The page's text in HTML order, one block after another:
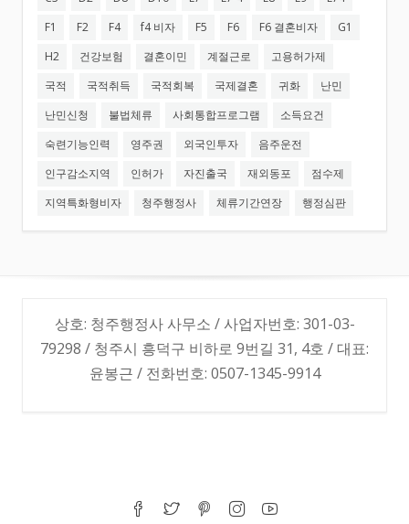
F1
F2 F4 f4 비자 F5 F6 F6 결혼비자
G1
H2
건강보험 결혼이민 계절근로
고용허가제
국적
국적취득 국적회복 국제결혼 귀화
난민
난민신청
불법체류 사회통합프로그램
소득요건
숙련기능인력
영주권 외국인투자
음주운전
인구감소지역
인허가 자진출국 재외동포
점수제
지역특화형비자
청주행정사 체류기간연장 행정심판
상호: 청주행정사 사무소 / 사업자번호: 301-03-
79298 / 청주시 흥덕구 비하로 9번길 31, 4호 / 대표:
윤봉근 / 전화번호: 0507-1345-9914